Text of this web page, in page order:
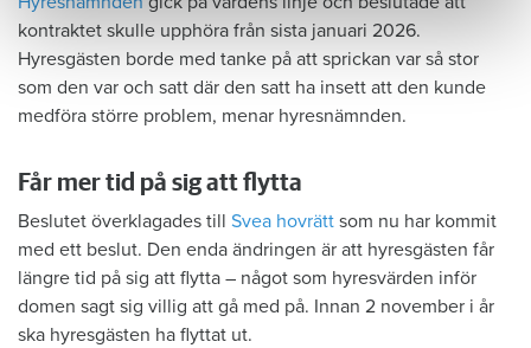
kontraktet skulle upphöra från sista januari 2026.
Hyresgästen borde med tanke på att sprickan var så stor
som den var och satt där den satt ha insett att den kunde
medföra större problem, menar hyresnämnden.
Får mer tid på sig att flytta
Beslutet överklagades till Svea hovrätt som nu har kommit
med ett beslut. Den enda ändringen är att hyresgästen får
längre tid på sig att flytta – något som hyresvärden inför
domen sagt sig villig att gå med på. Innan 2 november i år
ska hyresgästen ha flyttat ut.